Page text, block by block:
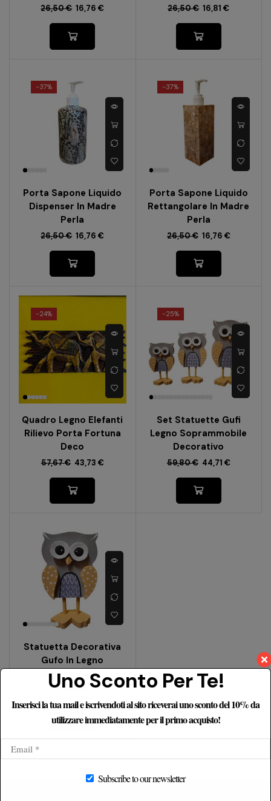
26,50€ 16,76€ 26,50€ 16,81€
-37%
Porta Sapone Liquido
Dispenser In Madre
Perla
26,50€ 16,76€
-37%
Porta Sapone Liquido
Rettangolare In Madre
Perla
26,50€ 16,76 €
-24%
Quadro Legno Elefanti
Rilievo Porta Fortuna
Deco
57,67€ 43,73 €
-25%
Set Statuette Gufi
Legno Soprammobile
Decorativo
59,80€ 44,71 €
Statuetta Decorativa
Gufo In Legno
Soprammobile
19,90€
Uno Sconto Per Te!
Inserisci la tua mail e iscrivendoti al sito riceverai uno sconto del 10% da
utilizzare immediatamente per il primo acquisto!
Subscribe to our newsletter